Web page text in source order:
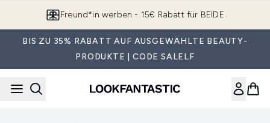
Freund*in werben - 15€ Rabatt für BEIDE
BIS ZU 35% RABATT AUF AUSGEWÄHLTE BEAUTY-
PRODUKTE | CODE SALELF